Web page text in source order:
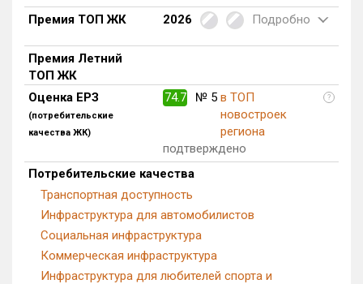
Квартир, апартаментов,
Премия ТОП ЖК 2026 Подробно
Премия Летний
ТОП ЖК
Оценка ЕРЗ
(потребительские
качества ЖК)
74.7 № 5 в ТОП
новостроек
региона
?
подтверждено
Потребительские качества
Транспортная доступность
Инфраструктура для автомобилистов
Социальная инфраструктура
Коммерческая инфраструктура
Инфраструктура для любителей спорта и